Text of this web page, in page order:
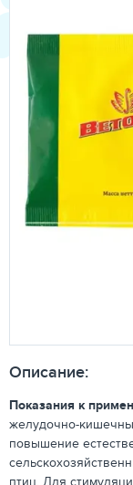
Описание:
Показания к
желудочно-
повышение
птиц. Для